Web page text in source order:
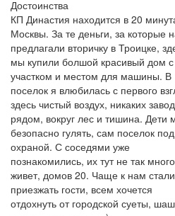
Достоинства
КП Династия находится в 20
Москвы. За те деньги, за которые
предлагали вторичку в Троицке,
мы купили болшой красивый дом с
участком и местом для машины. В
поселок я влюбилась с первого
здесь чистый воздух, никаких
рядом, вокруг лес и тишина. Дети
безопасно гулять, сам поселок под
охраной. С соседями уже
познакомились, их тут не так
живет, домов 20. Чаще к нам стали
приезжать гости, всем хочется
отдохнуть от городской суеты,